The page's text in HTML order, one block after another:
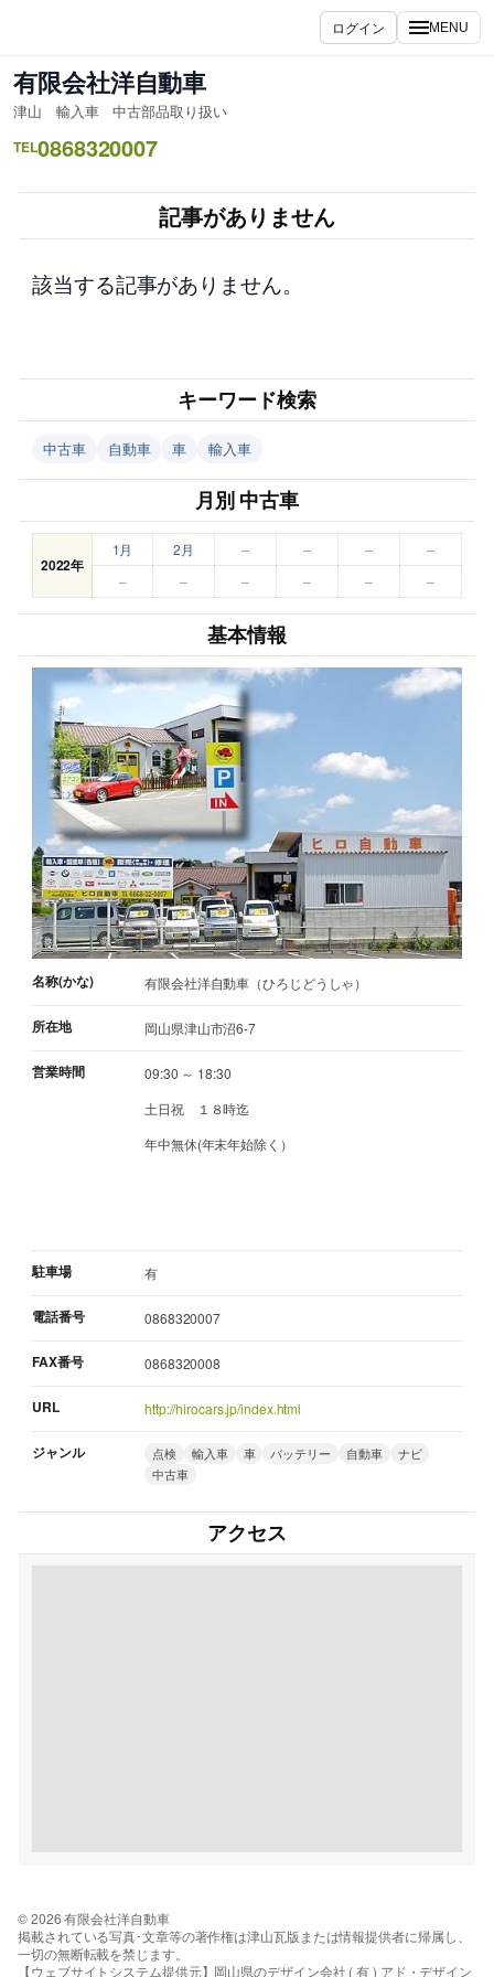
を
ス
キ
ッ
ログイン MENU
有限会社洋自動車
津山 輸入車 中古部品取り扱い
TEL0868320007
記事がありません
該当する記事がありません。
キーワード検索
中古車 自動車 車 輸入車
月別 中古車
2022年
1月 2月 – – –
–
–
– – – – –
基本情報
名称(かな) 有限会社洋自動車（ひろじどうしゃ）
所在地 岡山県津山市沼6-7
営業時間
09:30 ～ 18:30
土日祝 １８時迄
年中無休(年末年始除く）
駐車場 有
電話番号 0868320007
FAX番号 0868320008
URL http://hirocars.jp/index.html
ジャンル 点検 輸入車 車 バッテリー 自動車
ナビ
中古車
アクセス
© 2026 有限会社洋自動車
掲載されている写真･文章等の著作権は津山瓦版または情報提供者に帰属し、
一切の無断転載を禁じます。
【ウェブサイトシステム提供元】岡山県のデザイン会社 ( 有 ) アド・デザイン